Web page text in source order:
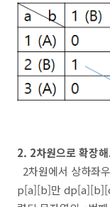
2. 2차원으로 확장
2차원에서 상하좌
p[a][b]만